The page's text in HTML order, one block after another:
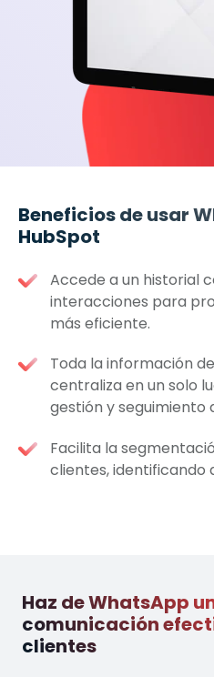
Beneficios de usar
HubSpot
Accede a un historial
interacciones para
más eficiente.
Toda la información
centraliza en un solo
gestión y seguimiento
Facilita la
clientes, identificando
Haz de WhatsApp
comunicación
clientes